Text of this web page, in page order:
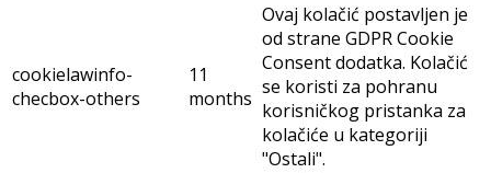
cookielawinfo-
checbox-others
11
months
Ovaj kolačić postavljen je
od strane GDPR Cookie
Consent dodatka. Kolačić
se koristi za pohranu
korisničkog pristanka za
kolačiće u kategoriji
"Ostali".